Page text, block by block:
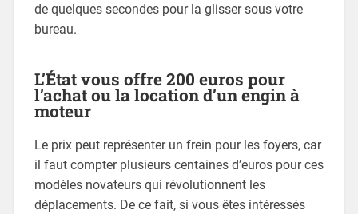
de quelques secondes pour la glisser sous votre
bureau.
L’État vous offre 200 euros pour
l’achat ou la location d’un engin à
moteur
Le prix peut représenter un frein pour les foyers, car
il faut compter plusieurs centaines d’euros pour ces
modèles novateurs qui révolutionnent les
déplacements. De ce fait, si vous êtes intéressés